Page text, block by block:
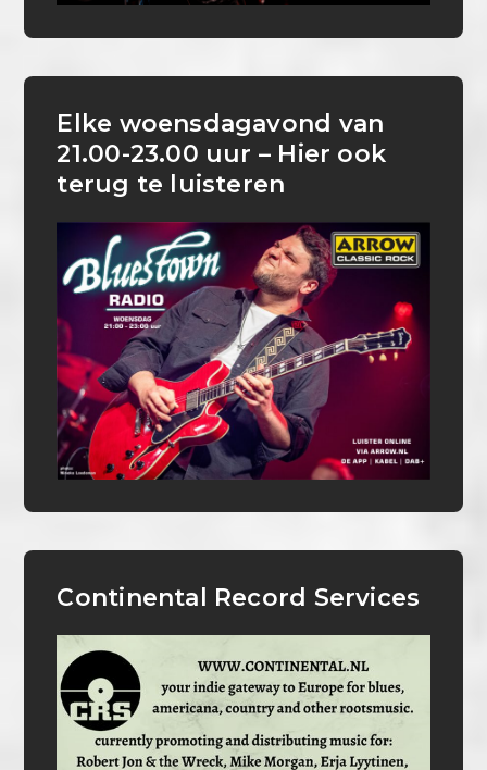
Elke woensdagavond van
21.00-23.00 uur – Hier ook
terug te luisteren
Continental Record Services